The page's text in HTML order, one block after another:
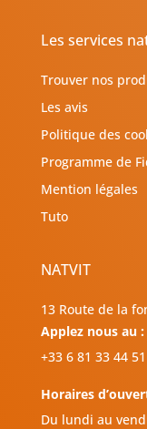
Les services
Trouver nos
Les avis
Politique des
Programme de
Mention légales
Tuto
NATVIT
13 Route de la
Applez nous au :
+33 6 81 33 44 51
Horaires
Du lundi au